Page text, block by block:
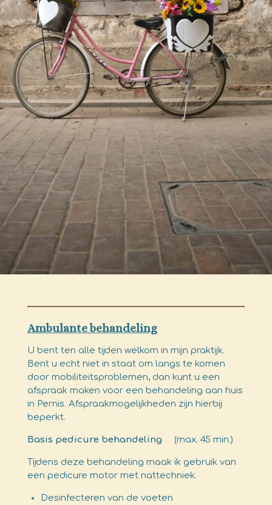
Ambulante behandeling
U bent ten alle tijden welkom in mijn praktijk.
Bent u echt niet in staat om langs te komen
door mobiliteitsproblemen, dan kunt u een
afspraak maken voor een behandeling aan huis
in Pernis. Afspraakmogelijkheden zijn hierbij
beperkt.
Basis pedicure behandeling(max. 45 min.)
Tijdens deze behandeling maak ik gebruik van
een pedicure motor met nattechniek.
Desinfecteren van de voeten